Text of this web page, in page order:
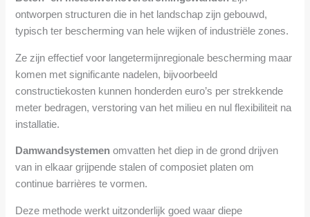
ontworpen structuren die in het landschap zijn gebouwd,
typisch ter bescherming van hele wijken of industriële zones.
Ze zijn effectief voor langetermijnregionale bescherming maar
komen met significante nadelen, bijvoorbeeld
constructiekosten kunnen honderden euro’s per strekkende
meter bedragen, verstoring van het milieu en nul flexibiliteit na
installatie.
Damwandsystemen omvatten het diep in de grond drijven
van in elkaar grijpende stalen of composiet platen om
continue barrières te vormen.
Deze methode werkt uitzonderlijk goed waar diepe